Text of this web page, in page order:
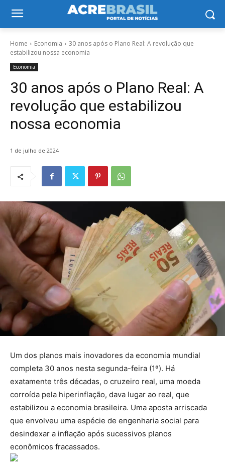
Home Economia
30 anos após o Plano Real: A revolução que
estabilizou nossa economia
Economia
30 anos após o Plano Real: A
revolução que estabilizou
nossa economia
1 de julho de 2024
Um dos planos mais inovadores da economia mundial
completa 30 anos nesta segunda-feira (1º). Há
exatamente três décadas, o cruzeiro real, uma moeda
corroída pela hiperinflação, dava lugar ao real, que
estabilizou a economia brasileira. Uma aposta arriscada
que envolveu uma espécie de engenharia social para
desindexar a inflação após sucessivos planos
econômicos fracassados.